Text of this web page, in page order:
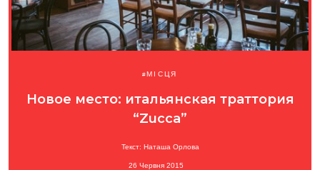
МІСЦЯ
Новое место: итальянская траттория
“Zucca”
Текст: Наташа Орлова
26 Червня 2015